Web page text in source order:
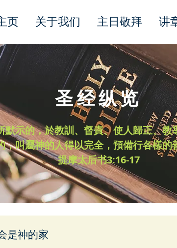
页 关于我们 主日敬拜 讲
圣经纵览
默示的，於教訓、督責、使人歸正、教
，叫屬神的人得以完全，預備行各樣的
​提摩太后书3:16-17
是神的家